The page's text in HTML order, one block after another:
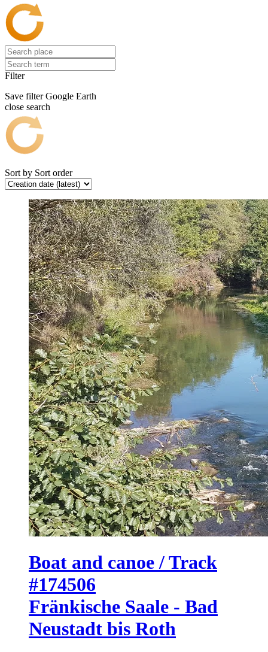
Filter
Save filter Google Earth
close search
Sort by Sort order
Boat and canoe / Track
#174506
Fränkische Saale - Bad
Neustadt bis Roth